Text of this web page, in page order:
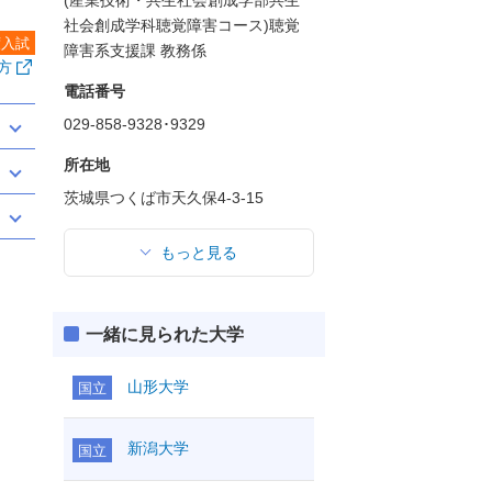
試
社会創成学科聴覚障害コース)聴覚
障害系支援課 教務係
電話番号
029-858-9328･9329
所在地
茨城県つくば市天久保4-3-15
もっと見る
一緒に見られた大学
国立 山形大学
国立 新潟大学